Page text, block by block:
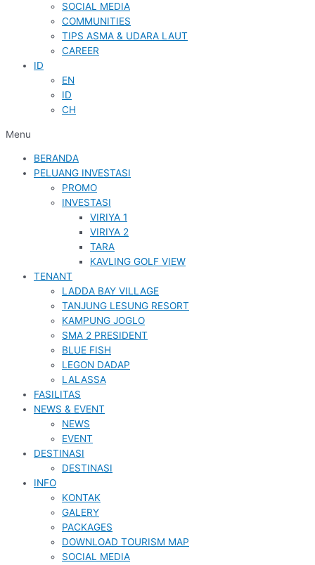
SOCIAL MEDIA
COMMUNITIES
TIPS ASMA & UDARA LAUT
CAREER
ID
EN
ID
CH
Menu
BERANDA
PELUANG INVESTASI
PROMO
INVESTASI
VIRIYA 1
VIRIYA 2
TARA
KAVLING GOLF VIEW
TENANT
LADDA BAY VILLAGE
TANJUNG LESUNG RESORT
KAMPUNG JOGLO
SMA 2 PRESIDENT
BLUE FISH
LEGON DADAP
LALASSA
FASILITAS
NEWS & EVENT
NEWS
EVENT
DESTINASI
DESTINASI
INFO
KONTAK
GALERY
PACKAGES
DOWNLOAD TOURISM MAP
SOCIAL MEDIA